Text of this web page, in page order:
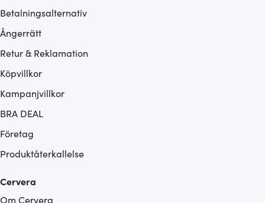
Betalningsalternativ
Ångerrätt
Retur & Reklamation
Köpvillkor
Kampanjvillkor
BRA DEAL
Företag
Produktåterkallelse
Cervera
Om Cervera